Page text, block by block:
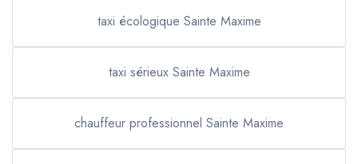
taxi écologique Sainte Maxime
taxi sérieux Sainte Maxime
chauffeur professionnel Sainte Maxime